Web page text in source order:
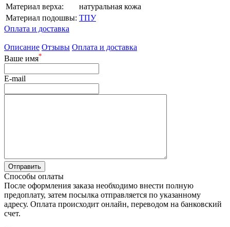
Материал верха:
натуральная кожа
Материал подошвы: ТПУ
Оплата и доставка
Описание Отзывы Оплата и доставка
Ваше имя*
E-mail
Способы оплаты
После оформления заказа необходимо внести полную
предоплату, затем посылка отправляется по указанному
адресу. Оплата происходит онлайн, переводом на банковский
счет.